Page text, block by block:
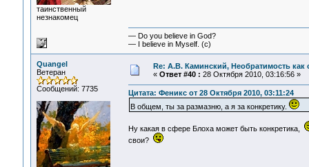
таинственный
незнакомец
— Do you believe in God?
— I believe in Myself. (c)
Quangel
Ветеран
Сообщений: 7735
Re: А.В. Каминский, Необратимость как
« Ответ #40 : 28 Октября 2010, 03:16:56 »
Цитата: Феникс от 28 Октября 2010, 03:11:24
В общем, ты за размазню, а я за конкретику.
Ну какая в сфере Блоха может быть конкретика,
свои?